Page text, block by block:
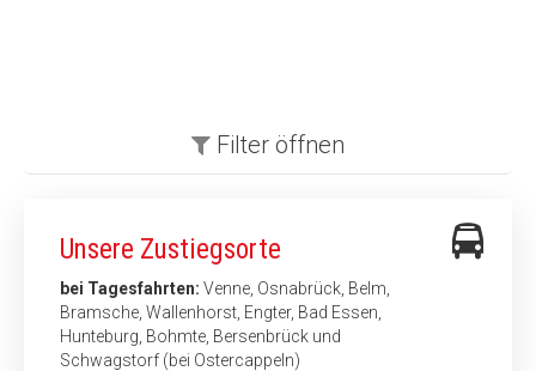
Filter öffnen
Unsere Zustiegsorte
bei Tagesfahrten: Venne, Osnabrück, Belm,
Bramsche, Wallenhorst, Engter, Bad Essen,
Hunteburg, Bohmte, Bersenbrück und
Schwagstorf (bei Ostercappeln)